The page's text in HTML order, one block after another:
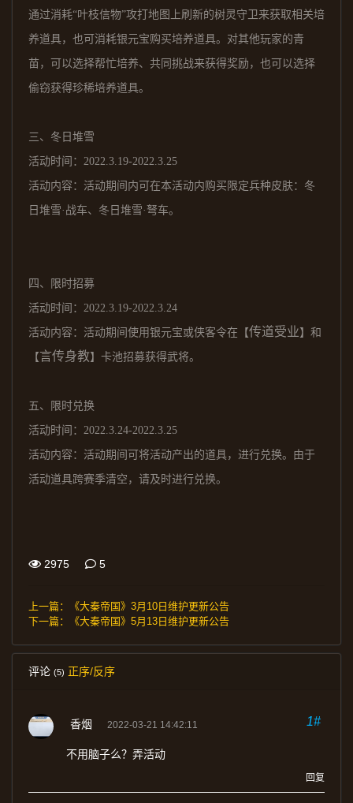
通过消耗“叶枝信物”攻打地图上刷新的树灵守卫来获取相关培
养道具，也可消耗银元宝购买培养道具。对其他玩家的青
苗，可以选择帮忙培养、共同挑战来获得奖励，也可以选择
偷窃获得珍稀培养道具。
三、 冬日堆雪
活动时间： 2022 .3.19-2022.3.25
活动内容：活动期间内可在本活动内购买限定兵种皮肤：冬
日堆雪·战车、冬日堆雪·弩车。
四、 限时招募
活动时间： 2022 .3.19-2022.3.24
活动内容：活动期间使用银元宝或侠客令在【传道受业】和
【言传身教】卡池招募获得武将。
五、 限时兑换
活动时间： 2022 .3.24-2022.3.25
活动内容：活动期间可将活动产出的道具，进行兑换。由于
活动道具跨赛季清空，请及时进行兑换。
2975 5
上一篇：
《大秦帝国》3月10日维护更新公告
下一篇：
《大秦帝国》5月13日维护更新公告
评论 (5) 正序/反序
香烟 2022-03-21 14:42:11 1#
不用脑子么？弄活动
回复